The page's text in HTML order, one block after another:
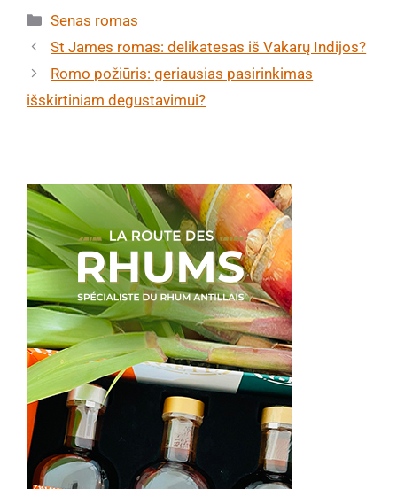
Kategorijos
Senas romas
St James romas: delikatesas iš Vakarų Indijos?
Romo požiūris: geriausias pasirinkimas
išskirtiniam degustavimui?